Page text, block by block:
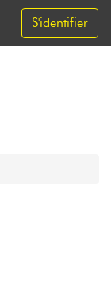
S'identifier